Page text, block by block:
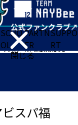
閉じる
SCHO
OL
PARTN
ER
SUPPO
RT
プスクール」開催のお知らせ
スパ福